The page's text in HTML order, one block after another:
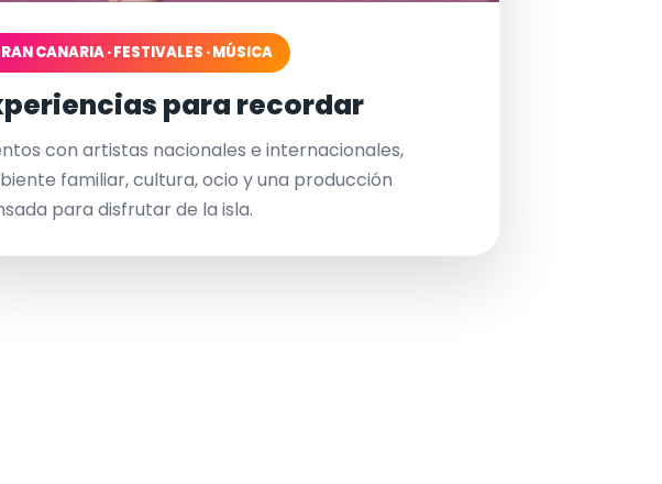
CANARIA · FESTIVALES · MÚSICA
para recordar
con artistas nacionales e internacionales,
familiar, cultura, ocio y una producción
para disfrutar de la isla.